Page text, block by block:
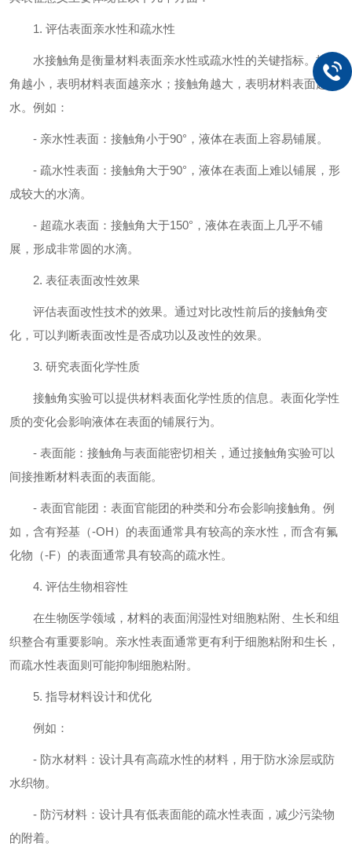
1. 评估表面亲水性和疏水性
水接触角是衡量材料表面亲水性或疏水性的关键指标。接触
角越小，表明材料表面越亲水；接触角越大，表明材料表面越疏
水。例如：
- 亲水性表面：接触角小于90°，液体在表面上容易铺展。
- 疏水性表面：接触角大于90°，液体在表面上难以铺展，形
成较大的水滴。
- 超疏水表面：接触角大于150°，液体在表面上几乎不铺
展，形成非常圆的水滴。
2. 表征表面改性效果
评估表面改性技术的效果。通过对比改性前后的接触角变
化，可以判断表面改性是否成功以及改性的效果。
3. 研究表面化学性质
接触角实验可以提供材料表面化学性质的信息。表面化学性
质的变化会影响液体在表面的铺展行为。
- 表面能：接触角与表面能密切相关，通过接触角实验可以
间接推断材料表面的表面能。
- 表面官能团：表面官能团的种类和分布会影响接触角。例
如，含有羟基（-OH）的表面通常具有较高的亲水性，而含有氟
化物（-F）的表面通常具有较高的疏水性。
4. 评估生物相容性
在生物医学领域，材料的表面润湿性对细胞粘附、生长和组
织整合有重要影响。亲水性表面通常更有利于细胞粘附和生长，
而疏水性表面则可能抑制细胞粘附。
5. 指导材料设计和优化
例如：
- 防水材料：设计具有高疏水性的材料，用于防水涂层或防
水织物。
- 防污材料：设计具有低表面能的疏水性表面，减少污染物
的附着。